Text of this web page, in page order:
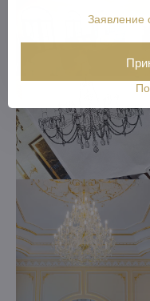
Заявление